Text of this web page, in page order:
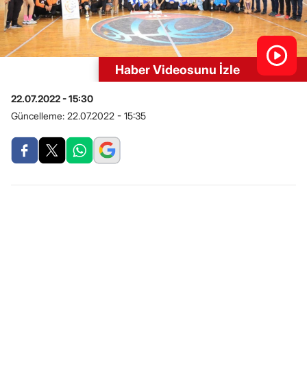
Haber Videosunu İzle
22.07.2022 - 15:30
Güncelleme: 22.07.2022 - 15:35